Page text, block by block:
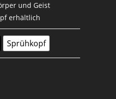
und Geist
erhältlich
Sprühkopf